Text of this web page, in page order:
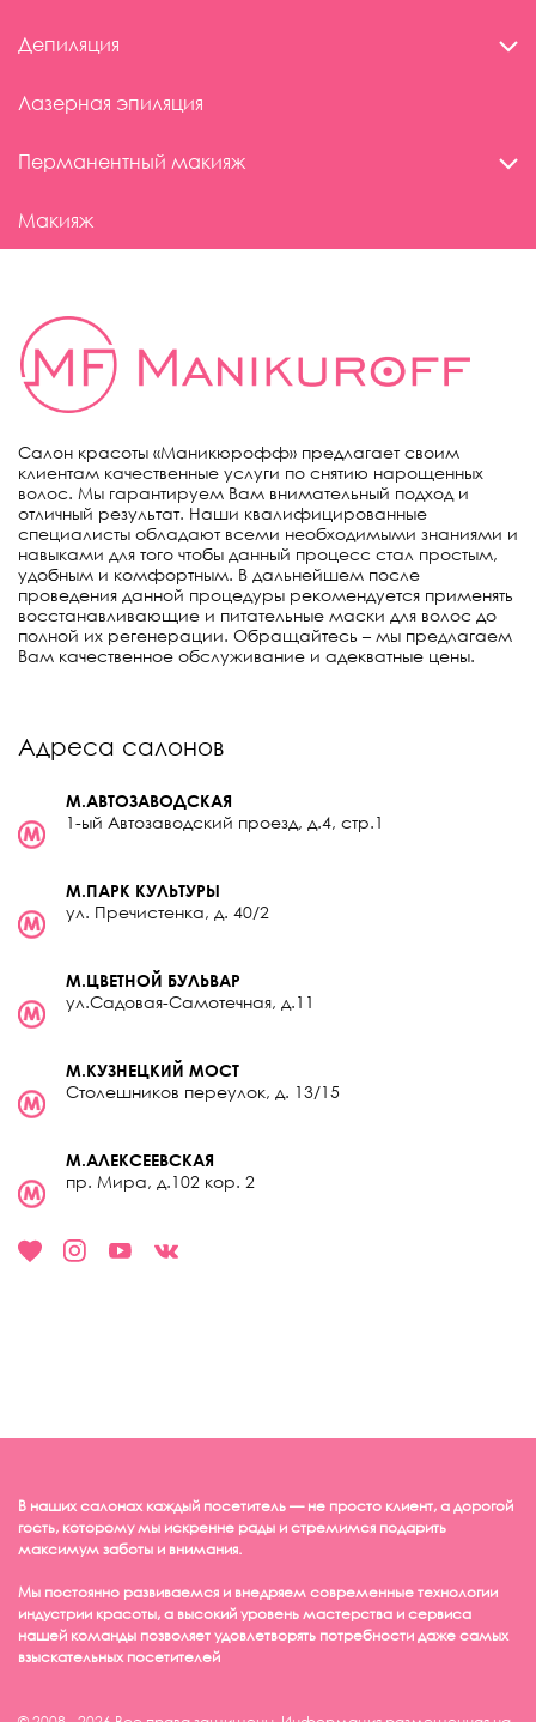
Депиляция
Лазерная эпиляция
Перманентный макияж
Макияж
Салон красоты «Маникюрофф» предлагает своим
клиентам качественные услуги по снятию нарощенных
волос. Мы гарантируем Вам внимательный подход и
отличный результат. Наши квалифицированные
специалисты обладают всеми необходимыми знаниями и
навыками для того чтобы данный процесс стал простым,
удобным и комфортным. В дальнейшем после
проведения данной процедуры рекомендуется применять
восстанавливающие и питательные маски для волос до
полной их регенерации. Обращайтесь – мы предлагаем
Вам качественное обслуживание и адекватные цены.
Адреса салонов
М.АВТОЗАВОДСКАЯ
1-ый Автозаводский проезд, д.4, стр.1
М.ПАРК КУЛЬТУРЫ
ул. Пречистенка, д. 40/2
М.ЦВЕТНОЙ БУЛЬВАР
ул.Садовая-Самотечная, д.11
М.КУЗНЕЦКИЙ МОСТ
Столешников переулок, д. 13/15
М.АЛЕКСЕЕВСКАЯ
пр. Мира, д.102 кор. 2
В наших салонах каждый посетитель — не просто клиент, а дорогой
гость, которому мы искренне рады и стремимся подарить
максимум заботы и внимания.
Мы постоянно развиваемся и внедряем современные технологии
индустрии красоты, а высокий уровень мастерства и сервиса
нашей команды позволяет удовлетворять потребности даже самых
взыскательных посетителей